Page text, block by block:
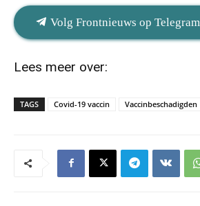
Volg Frontnieuws op Telegram
Lees meer over:
TAGS Covid-19 vaccin Vaccinbeschadigden